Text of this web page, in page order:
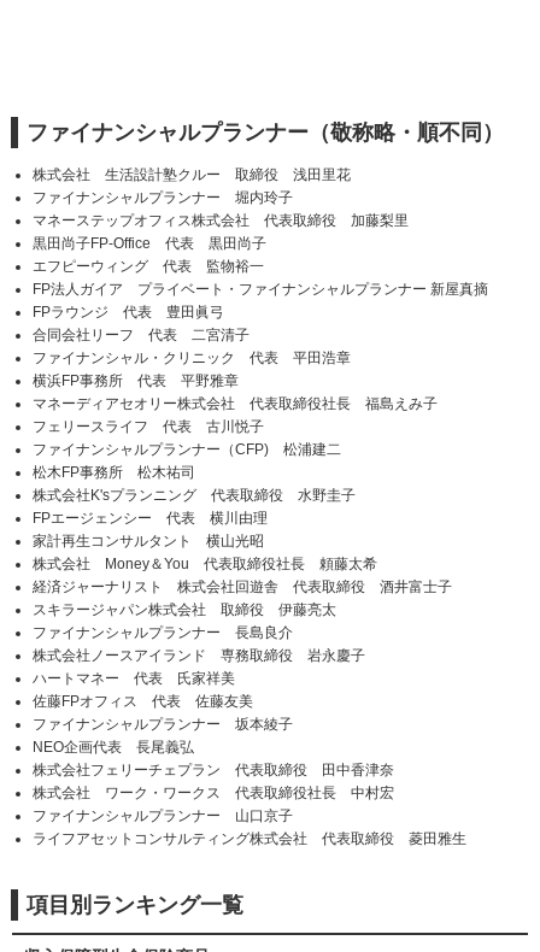
ファイナンシャルプランナー（敬称略・順不同）
株式会社 生活設計塾クルー 取締役 浅田里花
ファイナンシャルプランナー 堀内玲子
マネーステップオフィス株式会社 代表取締役 加藤梨里
黒田尚子FP-Office 代表 黒田尚子
エフピーウィング 代表 監物裕一
FP法人ガイア プライベート・ファイナンシャルプランナー 新屋真摘
FPラウンジ 代表 豊田眞弓
合同会社リーフ 代表 二宮清子
ファイナンシャル・クリニック 代表 平田浩章
横浜FP事務所 代表 平野雅章
マネーディアセオリー株式会社 代表取締役社長 福島えみ子
フェリースライフ 代表 古川悦子
ファイナンシャルプランナー（CFP) 松浦建二
松木FP事務所 松木祐司
株式会社K'sプランニング 代表取締役 水野圭子
FPエージェンシー 代表 横川由理
家計再生コンサルタント 横山光昭
株式会社 Money＆You 代表取締役社長 頼藤太希
経済ジャーナリスト 株式会社回遊舎 代表取締役 酒井富士子
スキラージャパン株式会社 取締役 伊藤亮太
ファイナンシャルプランナー 長島良介
株式会社ノースアイランド 専務取締役 岩永慶子
ハートマネー 代表 氏家祥美
佐藤FPオフィス 代表 佐藤友美
ファイナンシャルプランナー 坂本綾子
NEO企画代表 長尾義弘
株式会社フェリーチェプラン 代表取締役 田中香津奈
株式会社 ワーク・ワークス 代表取締役社長 中村宏
ファイナンシャルプランナー 山口京子
ライフアセットコンサルティング株式会社 代表取締役 菱田雅生
項目別ランキング一覧